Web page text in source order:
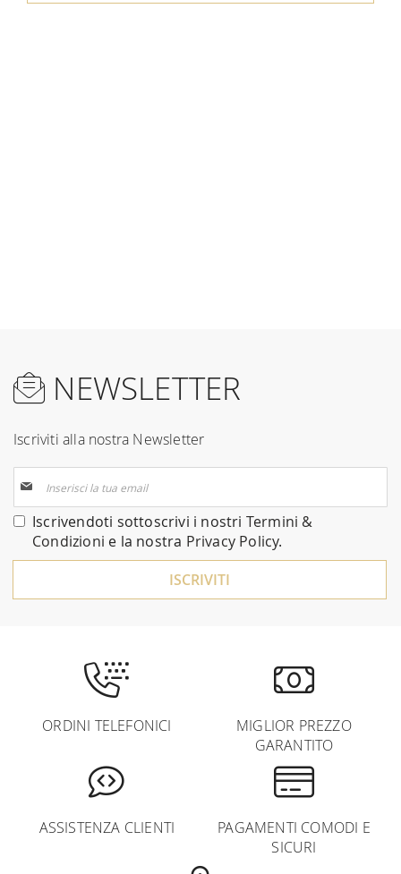
NEWSLETTER
Iscriviti alla nostra Newsletter
alla
nostra
Newsletter:
Iscrivendoti sottoscrivi i nostri Termini &
Condizioni e la nostra Privacy Policy.
ISCRIVITI
ORDINI TELEFONICI
MIGLIOR PREZZO
GARANTITO
ASSISTENZA CLIENTI
PAGAMENTI COMODI E
SICURI